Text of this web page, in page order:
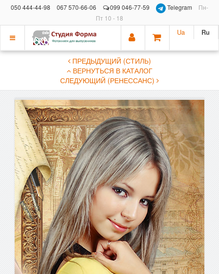
050 444-44-98 067 570-66-06 099 046-77-59 Telegram
Пн-
Пт 10 - 18
Показать
Ua Ru
ПРЕДЫДУЩИЙ (СТИЛЬ)
ВЕРНУТЬСЯ В КАТАЛОГ
СЛЕДУЮЩИЙ (РЕНЕССАНС)